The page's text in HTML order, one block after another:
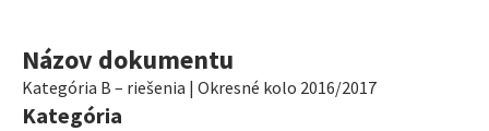
Názov dokumentu
Kategória B – riešenia | Okresné kolo 2016/2017
Kategória